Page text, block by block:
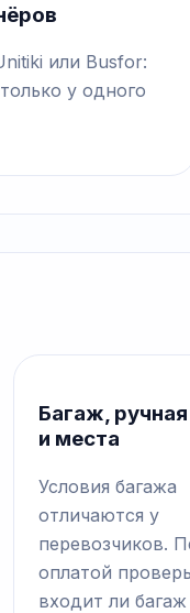
или Busfor:
у одного
Багаж,
и места
Условия багажа
отличаются у
перевозчиков.
оплатой
входит ли